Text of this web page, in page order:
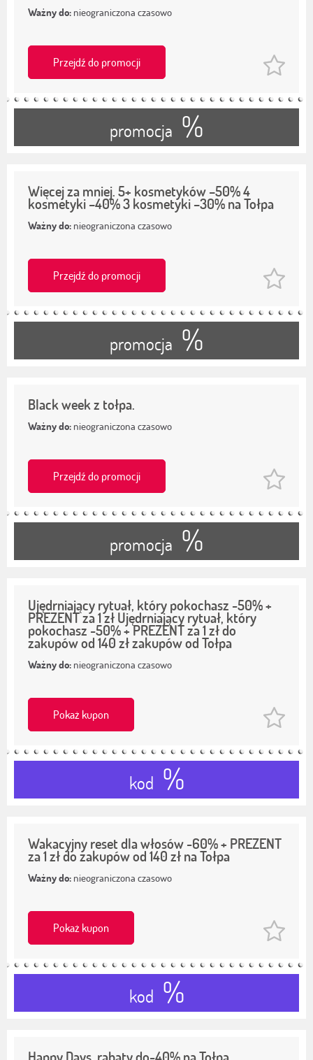
Ważny do: nieograniczona czasowo
Przejdź do promocji
promocja %
Więcej za mniej. 5+ kosmetyków –50% 4
kosmetyki –40% 3 kosmetyki –30% na Tołpa
Ważny do: nieograniczona czasowo
Przejdź do promocji
promocja %
Black week z tołpa.
Ważny do: nieograniczona czasowo
Przejdź do promocji
promocja %
Ujędrniający rytuał, który pokochasz -50% +
PREZENT za 1 zł Ujędrniający rytuał, który
pokochasz -50% + PREZENT za 1 zł do
zakupów od 140 zł zakupów od Tołpa
Ważny do: nieograniczona czasowo
Pokaż kupon
kod %
Wakacyjny reset dla włosów -60% + PREZENT
za 1 zł do zakupów od 140 zł na Tołpa
Ważny do: nieograniczona czasowo
Pokaż kupon
kod %